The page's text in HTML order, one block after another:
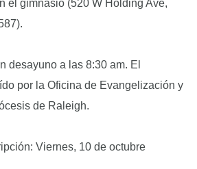
el gimnasio (520 W Holding Ave,
desayuno a las 8:30 am. El
por la Oficina de Evangelización y
de Raleigh.
Viernes, 10 de octubre